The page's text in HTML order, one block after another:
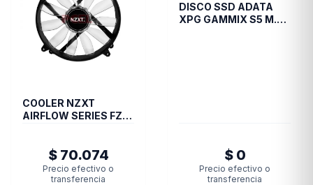
COOLER NZXT
AIRFLOW SERIES FZ-
$ 70.074
Precio efectivo o
transferencia
DISCO SSD ADATA
XPG GAMMIX S5 M.2
$ 0
Precio efectivo o
transferencia